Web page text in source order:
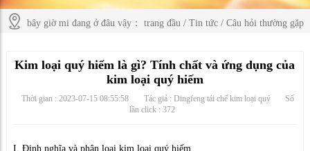
bây giờ mi đang ở đâu vậy： trang đầu / Tin tức/ Câu hỏi thường gặp
Kim loại quý hiếm là gì? Tính chất và ứng dụng của
kim loại quý hiếm
Thời gian : 2023-07-15 08:55:58 Tác giả : Dingfeng tái chế kim loại quý
Số
lần click : 372
I. Định nghĩa và phân loại kim loại quý hiếm